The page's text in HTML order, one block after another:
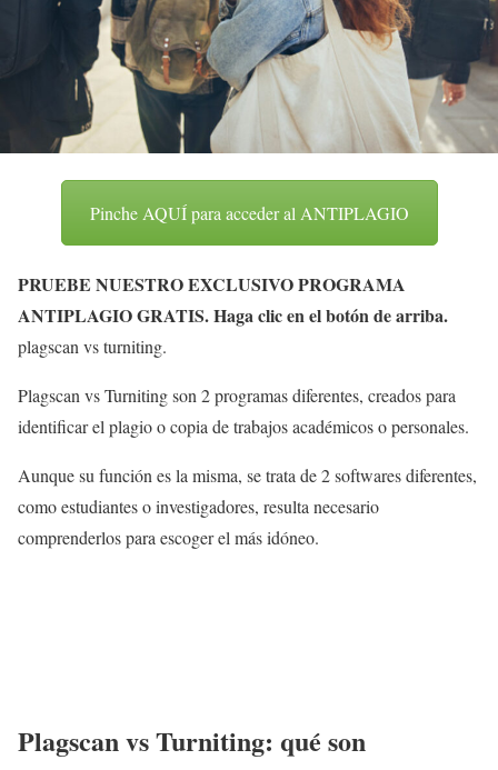
Pinche AQUÍ para acceder al ANTIPLAGIO
PRUEBE NUESTRO EXCLUSIVO PROGRAMA
ANTIPLAGIO GRATIS. Haga clic en el botón de arriba.
plagscan vs turniting.
Plagscan vs Turniting son 2 programas diferentes, creados para
identificar el plagio o copia de trabajos académicos o personales.
Aunque su función es la misma, se trata de 2 softwares diferentes,
como estudiantes o investigadores, resulta necesario
comprenderlos para escoger el más idóneo.
Plagscan vs Turniting: qué son